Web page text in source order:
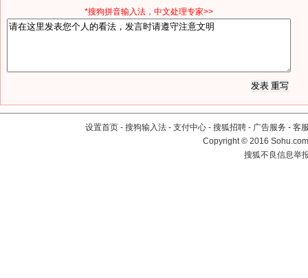
*搜狗拼音输入法，中文处理专家>>
设置首页 - 搜狗输入法 - 支付中心 - 搜狐招聘 - 广告服务 - 客
Copyright©2016
搜狐不良信息举